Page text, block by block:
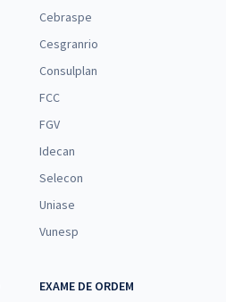
Cebraspe
Cesgranrio
Consulplan
FCC
FGV
Idecan
Selecon
Uniase
Vunesp
EXAME DE ORDEM